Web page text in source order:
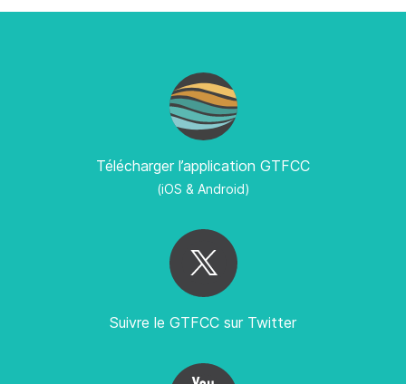
Télécharger l’application GTFCC
(iOS & Android)
Suivre le GTFCC sur Twitter